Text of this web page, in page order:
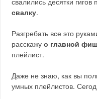
свалку.
Разгребать все это
расскажуо главной
плейлист.
Даже не знаю, как вы
умных плейлистов.